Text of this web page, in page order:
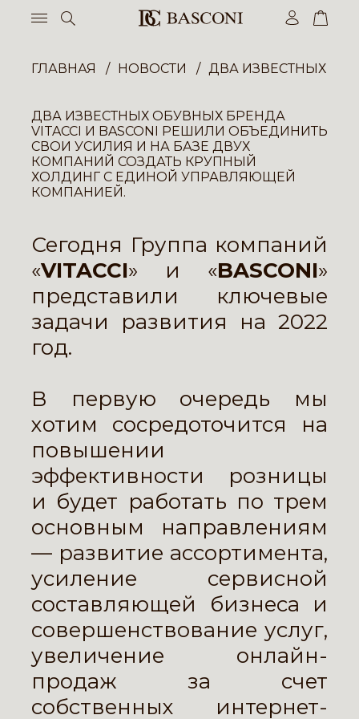
ГЛАВНАЯ НОВОСТИ ДВА ИЗВЕСТНЫХ
ДВА ИЗВЕСТНЫХ ОБУВНЫХ БРЕНДА
VITACCI И BASCONI РЕШИЛИ ОБЪЕДИНИТЬ
СВОИ УСИЛИЯ И НА БАЗЕ ДВУХ
КОМПАНИЙ СОЗДАТЬ КРУПНЫЙ
ХОЛДИНГ С ЕДИНОЙ УПРАВЛЯЮЩЕЙ
КОМПАНИЕЙ.
Сегодня Группа компаний
«VITACCI» и «BASCONI»
представили ключевые
задачи развития на 2022
год.
В первую очередь мы
хотим сосредоточится на
повышении
эффективности розницы
и будет работать по трем
основным направлениям
— развитие ассортимента,
усиление сервисной
составляющей бизнеса и
совершенствование услуг,
увеличение онлайн-
продаж за счет
собственных интернет-